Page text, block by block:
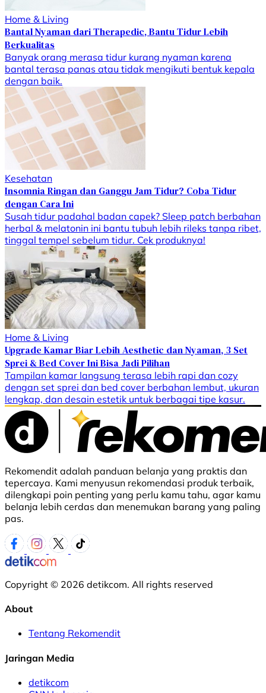
Home & Living
Bantal Nyaman dari Therapedic, Bantu Tidur Lebih
Berkualitas
Banyak orang merasa tidur kurang nyaman karena
bantal terasa panas atau tidak mengikuti bentuk kepala
dengan baik.
Kesehatan
Insomnia Ringan dan Ganggu Jam Tidur? Coba Tidur
dengan Cara Ini
Susah tidur padahal badan capek? Sleep patch berbahan
herbal & melatonin ini bantu tubuh lebih rileks tanpa ribet,
tinggal tempel sebelum tidur. Cek produknya!
Home & Living
Upgrade Kamar Biar Lebih Aesthetic dan Nyaman, 3 Set
Sprei & Bed Cover Ini Bisa Jadi Pilihan
Tampilan kamar langsung terasa lebih rapi dan cozy
dengan set sprei dan bed cover berbahan lembut, ukuran
lengkap, dan desain estetik untuk berbagai tipe kasur.
Rekomendit adalah panduan belanja yang praktis dan
tepercaya. Kami menyusun rekomendasi produk terbaik,
dilengkapi poin penting yang perlu kamu tahu, agar kamu
belanja lebih cerdas dan menemukan barang yang paling
pas.
Copyright © 2026 detikcom. All rights reserved
About
Tentang Rekomendit
Jaringan Media
detikcom